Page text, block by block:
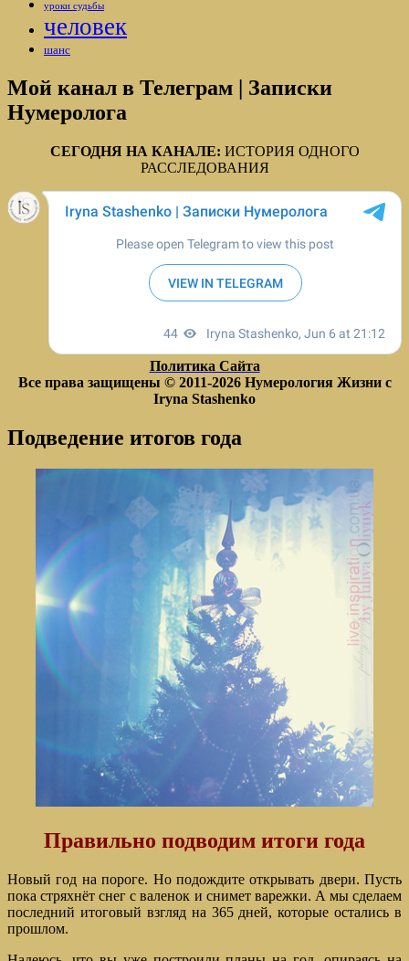
уроки судьбы
человек
шанс
Мой канал в Телеграм | Записки
Нумеролога
СЕГОДНЯ НА КАНАЛЕ: ИСТОРИЯ ОДНОГО
РАССЛЕДОВАНИЯ
Политика Сайта
Все права защищены © 2011-2026 Нумерология Жизни с
Iryna Stashenko
Подведение итогов года
Правильно подводим итоги года
Новый год на пороге. Но подождите открывать двери. Пусть
пока стряхнёт снег с валенок и снимет варежки. А мы сделаем
последний итоговый взгляд на 365 дней, которые остались в
прошлом.